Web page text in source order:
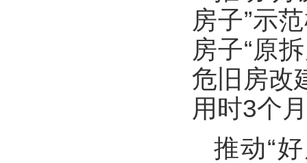
房子”示
房子“原
危旧房改
用时3个
推动“